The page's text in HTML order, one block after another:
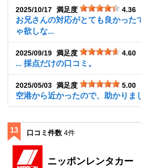
2025/10/17 満足度 4.36
お兄さんの対応がとても良かった
ゃ欲しな...
2025/09/19 満足度 4.60
... 採点だけの口コミ。
2025/05/03 満足度 5.00
空港から近かったので、助かりま
口コミ件数 4件
ニッポンレンタカー
13